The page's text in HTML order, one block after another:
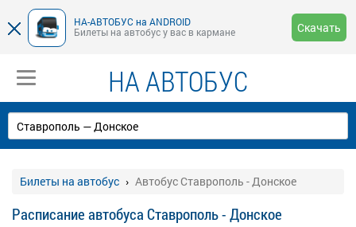
НА-АВТОБУС на ANDROID
Билеты на автобус у вас в кармане
Скачать
НА АВТОБУС
Билеты на автобус Автобус Ставрополь - Донское
Расписание автобуса Ставрополь - Донское